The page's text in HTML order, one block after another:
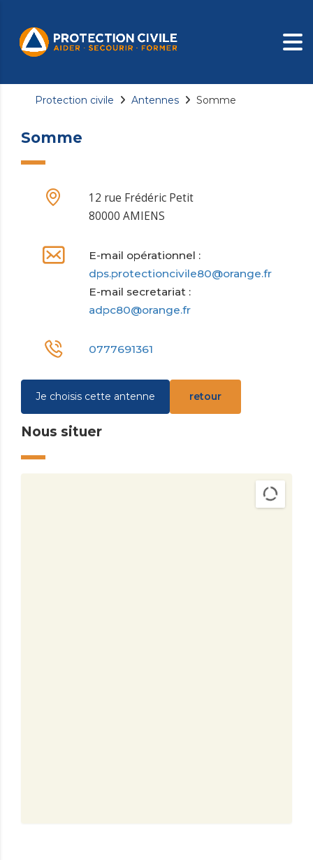
Protection civile Antennes Somme
Somme
12 rue Frédéric Petit
80000 AMIENS
E-mail opérationnel :
dps.protectioncivile80@orange.fr
E-mail secretariat :
adpc80@orange.fr
0777691361
Je choisis cette antenne retour
Nous situer